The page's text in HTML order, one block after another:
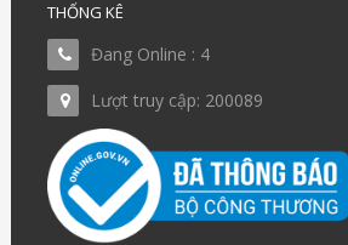
THỐNG KÊ
Đang Online : 4
Lượt truy cập: 200089